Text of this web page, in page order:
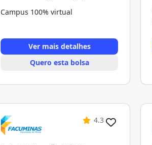
Campus 100% virtual
Ver mais detalhes
Quero esta bolsa
4.3